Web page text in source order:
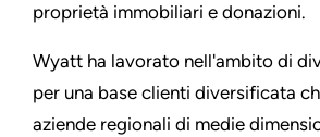
proprietà immobiliari e donazioni.
Wyatt ha lavorato nell'ambito di
per una base clienti diversificata
aziende regionali di medie